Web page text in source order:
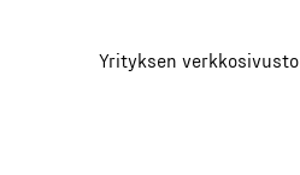
Yrityksen verkkosivusto